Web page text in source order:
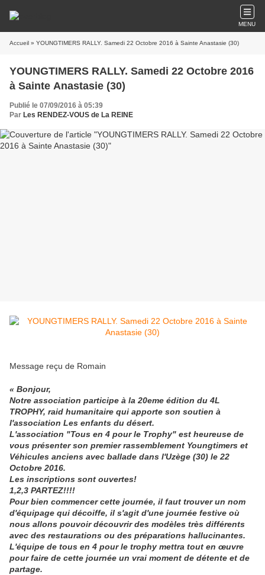
MENU
Accueil » YOUNGTIMERS RALLY. Samedi 22 Octobre 2016 à Sainte Anastasie (30)
YOUNGTIMERS RALLY. Samedi 22 Octobre 2016
à Sainte Anastasie (30)
Publié le 07/09/2016 à 05:39
Par Les RENDEZ-VOUS de La REINE
Message reçu de Romain
« Bonjour,
Notre association participe à la 20eme édition du 4L
TROPHY, raid humanitaire qui apporte son soutien à
l'association Les enfants du désert.
L'association "Tous en 4 pour le Trophy" est heureuse de
vous présenter son premier rassemblement Youngtimers et
Véhicules anciens avec ballade dans l'Uzège (30) le 22
Octobre 2016.
Les inscriptions sont ouvertes!
1,2,3 PARTEZ!!!!
Pour bien commencer cette journée, il faut trouver un nom
d'équipage qui décoiffe, il s'agit d'une journée festive où
nous allons pouvoir découvrir des modèles très différents
avec des restaurations ou des préparations hallucinantes.
L'équipe de tous en 4 pour le trophy mettra tout en œuvre
pour faire de cette journée un vrai moment de détente et de
partage.